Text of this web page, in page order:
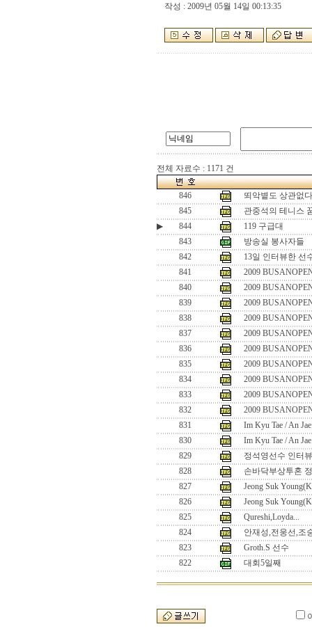
작성 : 2009년 05월 14일 00:13:35
전체 자료수 : 1171 건
846
뙤악볕도 상관없
845
관중석의 테니스
▶
844
119 구급대
843
방송실 봉사자들
842
13일 인터뷰한 선
841
2009
840
2009
839
2009
838
2009
837
2009
836
2009
835
2009
834
2009
833
2009
832
2009
831
Im Kyu Tae / An
830
Im Kyu Tae / An
829
정석영선수 인터뷰
828
손바닥부상투혼
827
Jeong Suk
826
Jeong Suk
825
Qureshi,Loyda...
824
안재성,전웅선,조
823
Groth.S 선수
822
대회5일째